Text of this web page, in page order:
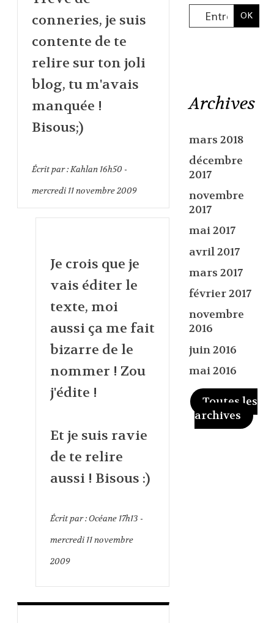
conneries, je suis
contente de te
relire sur ton joli
blog, tu m'avais
manquée !
Bisous;)
Écrit par :Kahlan 16h50-
mercredi 11novembre 2009
Je crois que je
vais éditer le
texte, moi
aussi ça me fait
bizarre de le
nommer ! Zou
j'édite !
Et je suis ravie
de te relire
aussi ! Bisous :)
Écrit par :Océane 17h13 -
mercredi 11novembre
2009
Archives
mars 2018
décembre
2017
novembre
2017
mai 2017
avril 2017
mars 2017
février 2017
novembre
2016
juin 2016
mai 2016
Toutes les
archives